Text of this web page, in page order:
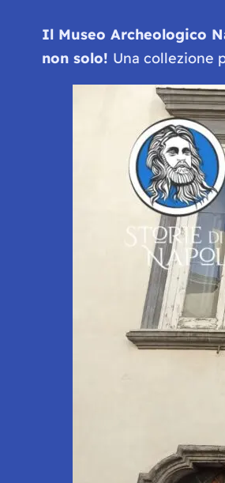
Il Museo Archeologico
non solo! Una collezione